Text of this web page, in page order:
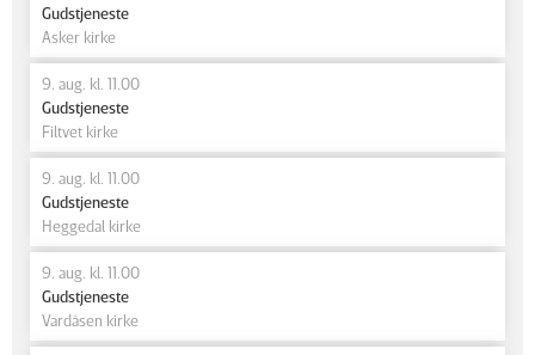
Gudstjeneste
Asker kirke
9. aug. kl. 11.00
Gudstjeneste
Filtvet kirke
9. aug. kl. 11.00
Gudstjeneste
Heggedal kirke
9. aug. kl. 11.00
Gudstjeneste
Vardåsen kirke